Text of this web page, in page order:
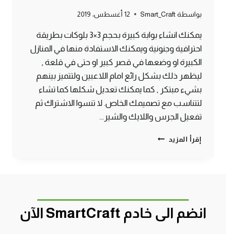
بواسطة Smart_Craft 12 أغسطس، 2019
يمكنك انشاء بوابة كبيرة بحجم 3×3 بلوكات بطريقة
احترافية وجنونية ويمكنك الاستفادة منها في المنازل
الكبيرة او وضعها في قصر كبير او حتى في قلعة ,
ليظهر ذلك بشكل رائع امام اللاعبين ولتتميز بينهم
بشيء مبتكر , كما يمكنك تعديل شكلها كما تشاء
لتتناسب مع تصميمك الخاص. لا تنسوا الاشتراك ثم
تفعيل الجرس واللايك والشير…
إقرأ المزيد طريقة
احترافي
كرافت
انضم الى خادم SmartCraft الآن